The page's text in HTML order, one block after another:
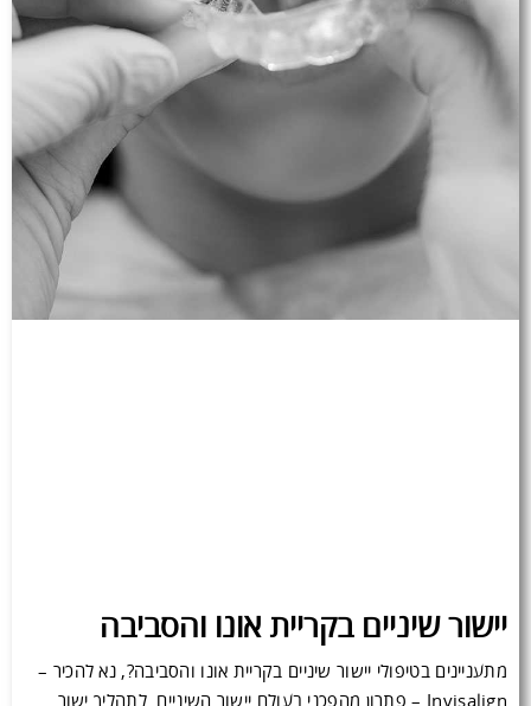
יישור שיניים בקריית אונו והסביבה
מתעניינים בטיפולי יישור שיניים בקריית אונו והסביבה?, נא להכיר –
Invisalign – פתרון מהפכני בעולם יישור השיניים. לתהליך ישור